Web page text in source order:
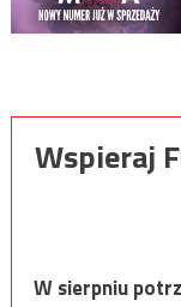
Wspieraj
W sierpniu